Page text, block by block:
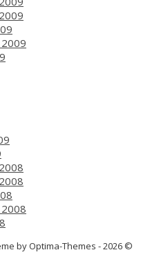
by Optima-Themes - 2026 ©